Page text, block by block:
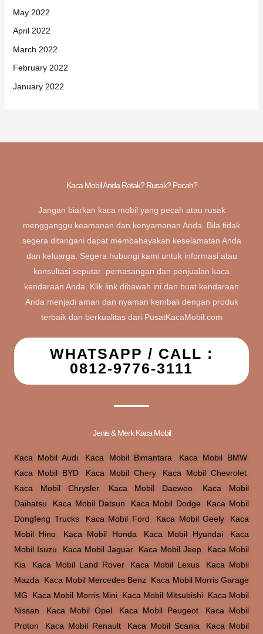
May 2022
April 2022
March 2022
February 2022
January 2022
Kaca Mobil Anda Retak? Rusak? Pecah?
Jangan biarkan kaca mobil yang pecah atau rusak
mengganggu keamanan dan kenyamanan Anda. Bila tidak
segera ditangani dapat membahayakan keselamatan Anda
dan keluarga. Segera hubungi kami untuk informasi atau
konsultasi seputar pemasangan dan penjualan kaca
kendaraan Anda. Klik link dibawah ini dan buat kendaraan
Anda menjadi aman dan nyaman kembali dengan produk
terbaik dan berkualitas dari PusatKacaMobil.com
WHATSAPP / CALL :
0812-9776-3111
Jenis & Merk Kaca Mobil
Kaca Mobil Audi Kaca Mobil Bimantara Kaca Mobil BMW,
Kaca Mobil BYD
Kaca Mobil Chery, Kaca Mobil Chevrolet
Kaca Mobil Chrysler, Kaca Mobil Daewoo
Kaca Mobil
Daihatsu
Kaca Mobil Datsun Kaca Mobil Dodge
Kaca Mobil
Dongfeng Trucks, Kaca Mobil Ford Kaca Mobil Geely, Kaca
Mobil Hino
Kaca Mobil Honda Kaca Mobil Hyundai, Kaca
Mobil Isuzu
Kaca Mobil Jaguar, Kaca Mobil Jeep
Kaca Mobil
Kia
Kaca Mobil Land Rover, Kaca Mobil Lexus
Kaca Mobil
Mazda
Kaca Mobil Mercedes Benz Kaca Mobil Morris Garage
MG
Kaca Mobil Morris Mini, Kaca Mobil Mitsubishi, Kaca Mobil
Nissan
Kaca Mobil Opel Kaca Mobil Peugeot
Kaca Mobil
Proton
Kaca Mobil Renault Kaca Mobil Scania Kaca Mobil